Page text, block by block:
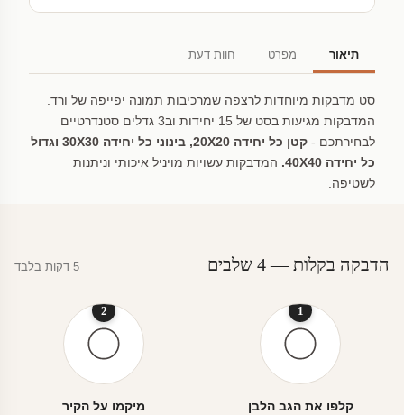
תיאור מפרט חוות דעת
סט מדבקות מיוחדות לרצפה שמרכיבות תמונה יפייפה של ורד.
המדבקות מגיעות בסט של 15 יחידות וב3 גדלים סטנדרטיים
לבחירתכם -
קטן כל יחידה 20X20, בינוני כל יחידה 30X30 וגדול
כל יחידה 40X40.
המדבקות עשויות מויניל איכותי וניתנות
לשטיפה.
הדבקה בקלות — 4 שלבים 5 דקות בלבד
1
קלפו את הגב הלבן
2
מיקמו על הקיר